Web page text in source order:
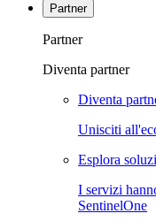
Partner
Partner
Diventa partner
Diventa
Unisciti
Esplora
I servizi
SentinelOne